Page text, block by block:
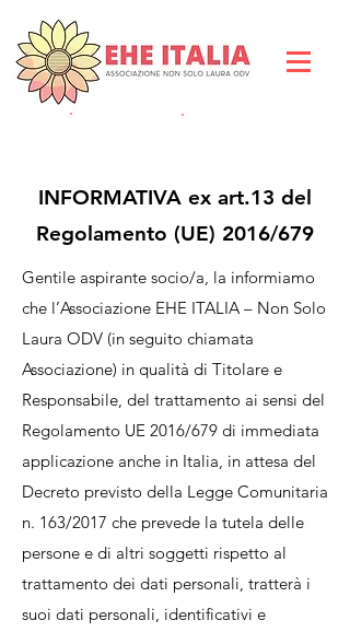
INFORMATIVA ex art.13 del
Regolamento (UE) 2016/679
Gentile aspirante socio/a, la informiamo
che l’Associazione EHE ITALIA – Non Solo
Laura ODV (in seguito chiamata
Associazione) in qualità di Titolare e
Responsabile, del trattamento ai sensi del
Regolamento UE 2016/679 di immediata
applicazione anche in Italia, in attesa del
Decreto previsto della Legge Comunitaria
n. 163/2017 che prevede la tutela delle
persone e di altri soggetti rispetto al
trattamento dei dati personali, tratterà i
suoi dati personali, identificativi e